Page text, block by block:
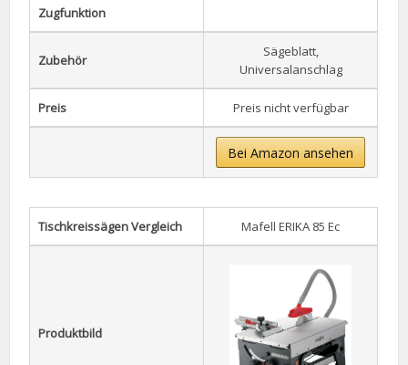
Zugfunktion
Zubehör
Sägeblatt,
Universalanschlag
Preis Preis nicht verfügbar
Bei Amazon ansehen
Tischkreissägen Vergleich Mafell ERIKA 85 Ec
Produktbild